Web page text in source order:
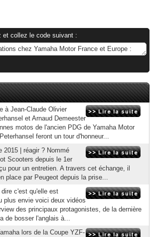
et collez le code suivant :
à Jean-Claude Olivier
et Arnaud Demeester
motos de l'ancien PDG de Yamaha Motor
feront un tour d'honneur...
2015 | réagir ? Nommé
Scooters depuis le 1er
pour un entretien. A travers cet échange, il
place par Peugeot depuis la prise...
c'est qu'elle est
plus envie voici deux vidéos
des principaux protagonistes, de la dernière
de bosser l'anglais à...
lors de la Coupe YZF-